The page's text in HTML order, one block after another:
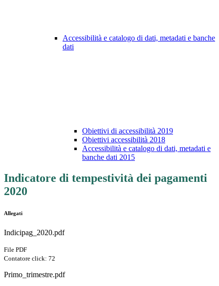
Accessibilità e catalogo di dati, metadati e banche
dati
Obiettivi di accessibilità 2019
Obiettivi accessibilità 2018
Accessibilità e catalogo di dati, metadati e
banche dati 2015
Indicatore di tempestività dei pagamenti
2020
Allegati
Indicipag_2020.pdf
File PDF
Contatore click: 72
Primo_trimestre.pdf